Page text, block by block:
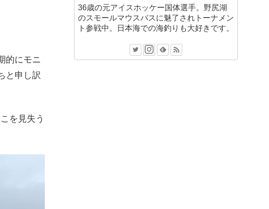
的にモニ
と申し訳
を見失う
36歳の元アイスホッケー国体選手。野尻湖
のスモールマウスバスに魅了されトーナメン
ト参戦中。日本海での海釣りも大好きです。